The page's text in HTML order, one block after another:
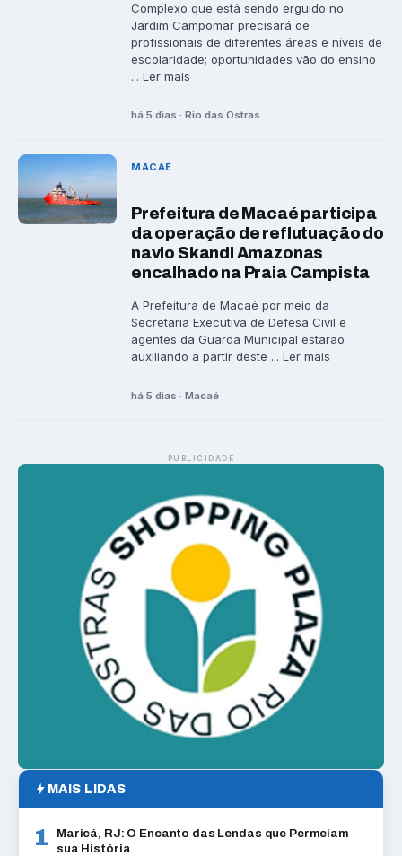
Complexo que está sendo erguido no
Jardim Campomar precisará de
profissionais de diferentes áreas e níveis de
escolaridade; oportunidades vão do ensino
... Ler mais
há 5 dias · Rio das Ostras
MACAÉ
Prefeitura de Macaé participa
da operação de reflutuação do
navio Skandi Amazonas
encalhado na Praia Campista
A Prefeitura de Macaé por meio da
Secretaria Executiva de Defesa Civil e
agentes da Guarda Municipal estarão
auxiliando a partir deste ... Ler mais
há 5 dias · Macaé
PUBLICIDADE
MAIS LIDAS
1
Maricá, RJ: O Encanto das Lendas que Permeiam
sua História